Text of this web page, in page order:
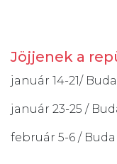
Jöjjenek a
január 14-21/
január 23-25 /
február 5-6 /